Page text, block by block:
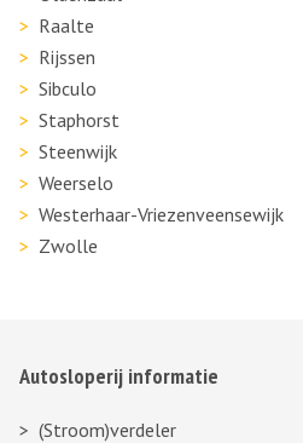
Raalte
Rijssen
Sibculo
Staphorst
Steenwijk
Weerselo
Westerhaar-Vriezenveensewijk
Zwolle
Autosloperij informatie
(Stroom)verdeler